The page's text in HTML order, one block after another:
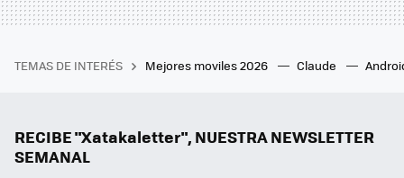
TEMAS DE INTERÉS Mejores moviles 2026 Claude
RECIBE "Xatakaletter", NUESTRA NEWSLETTER
SEMANAL